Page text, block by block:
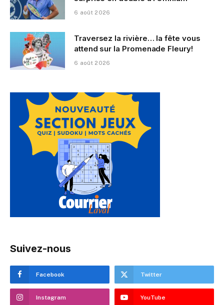
6 août 2026
Traversez la rivière… la fête vous
attend sur la Promenade Fleury!
6 août 2026
Suivez-nous
Facebook Twitter
Instagram YouTube